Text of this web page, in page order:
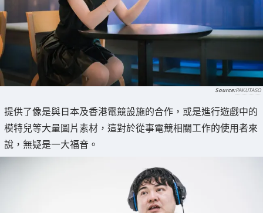
PAKUTASO
提供了像是與日本及香港電競設施的合作，或是進行遊戲中的
模特兒等大量圖片素材，這對於從事電競相關工作的使用者來
說，無疑是一大福音。